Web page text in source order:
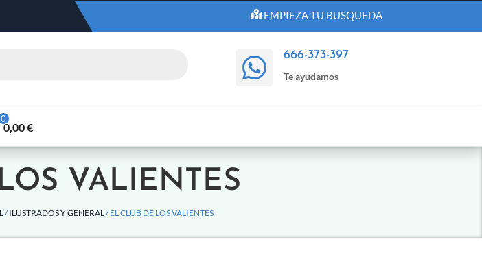
EMPIEZA TU BUSQUEDA
 666-373-397
Te ayudamos
0,00€
VALIENTES
/ILUSTRADOS Y GENERAL / EL CLUB DE LOS VALIENTES